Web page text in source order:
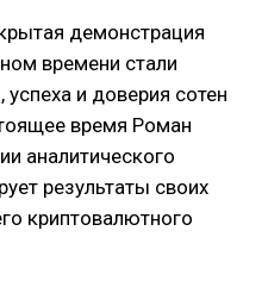
демонстрация
времени стали
успеха и доверия сотен
время Роман
аналитического
результаты своих
криптовалютного